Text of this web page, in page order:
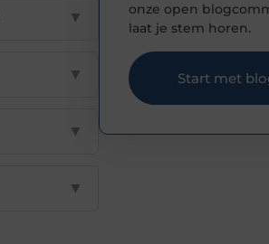
▼
▼
▼
▼
onze open
laat je stem horen.
Start met